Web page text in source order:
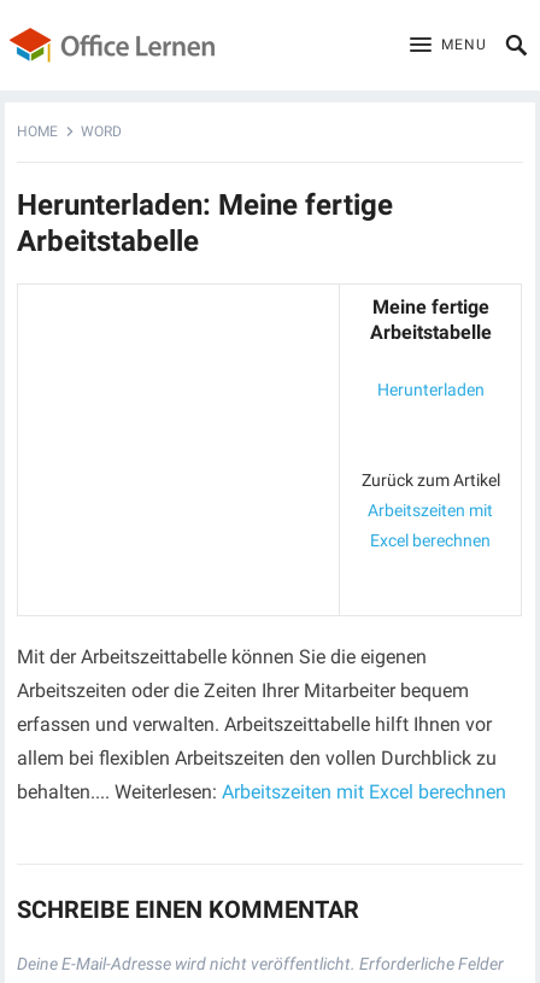
MENU
HOME WORD
Herunterladen: Meine fertige
Arbeitstabelle
Meine fertige
Arbeitstabelle
Herunterladen
Zurück zum Artikel
Arbeitszeiten mit
Excel berechnen
Mit der Arbeitszeittabelle können Sie die eigenen
Arbeitszeiten oder die Zeiten Ihrer Mitarbeiter bequem
erfassen und verwalten. Arbeitszeittabelle hilft Ihnen vor
allem bei flexiblen Arbeitszeiten den vollen Durchblick zu
behalten.... Weiterlesen:Arbeitszeiten mit Excel berechnen
SCHREIBE EINEN KOMMENTAR
Deine E-Mail-Adresse wird nicht veröffentlicht. Erforderliche Felder